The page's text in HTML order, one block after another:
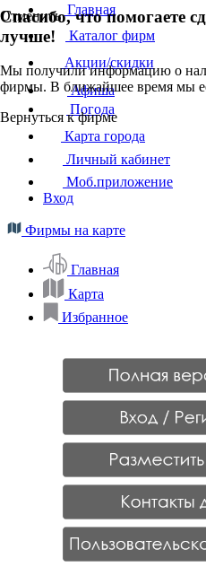
Отменить
Спасибо, что помогаете
лучше!
Мы получили информацию о
фирмы. В ближайшее время мы
Вернуться к фирме
Главная
Каталог фирм
Акции/скидки
Афиша
Погода
Карта города
Личный кабинет
Моб.приложение
Вход
Фирмы на карте
Главная
Карта
Избранное